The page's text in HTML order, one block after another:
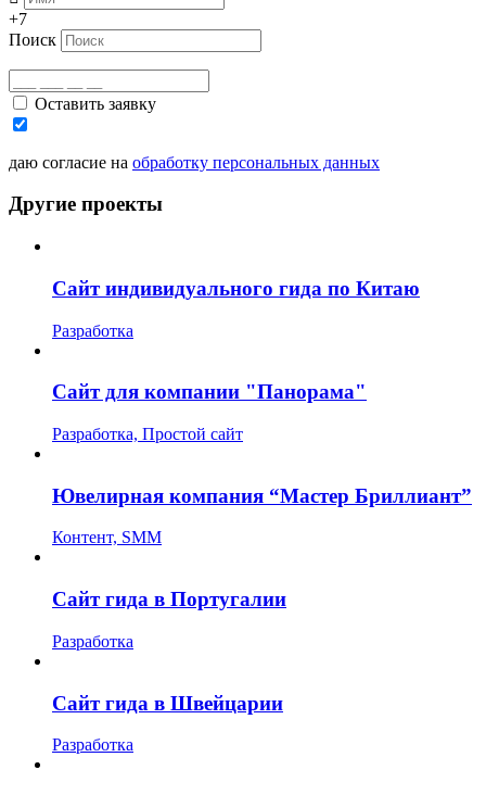
+7
Поиск
Оставить заявку
даю согласие на обработку персональных данных
Другие проекты
Сайт индивидуального гида по Китаю
Разработка
Сайт для компании "Панорама"
Разработка, Простой сайт
Ювелирная компания “Мастер Бриллиант”
Контент, SMM
Сайт гида в Португалии
Разработка
Сайт гида в Швейцарии
Разработка